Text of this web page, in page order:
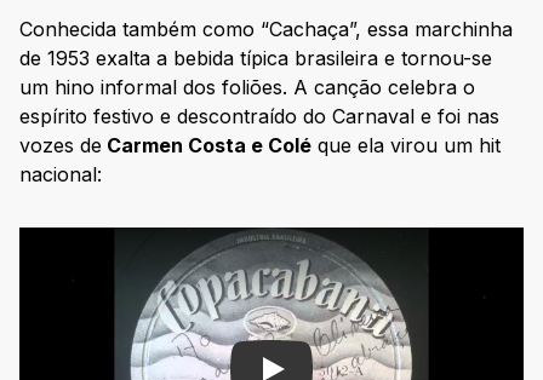
Conhecida também como “Cachaça”, essa marchinha
de 1953 exalta a bebida típica brasileira e tornou-se
um hino informal dos foliões. A canção celebra o
espírito festivo e descontraído do Carnaval e foi nas
vozes de Carmen Costa e Colé que ela virou um hit
nacional: